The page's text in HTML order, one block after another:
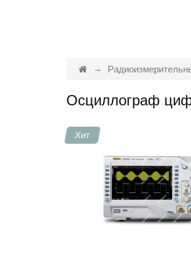
Осциллограф
Хит